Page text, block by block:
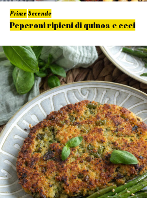
PrimoSecondo
Peperoni ripieni di quinoa e ceci